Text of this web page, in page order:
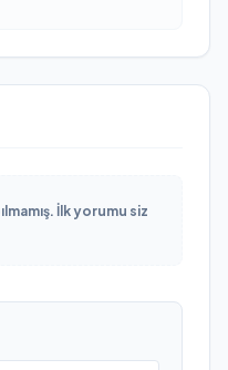
İlk yorumu siz